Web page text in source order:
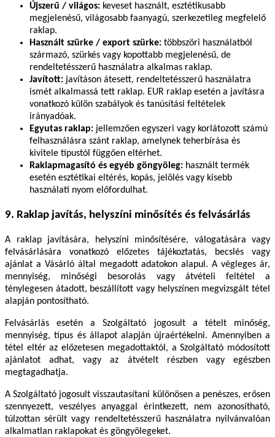
Újszerű / világos: keveset használt, esztétikusabb
megjelenésű, világosabb faanyagú, szerkezetileg megfelelő
raklap.
Használt szürke / export szürke: többszöri használatból
származó, szürkés vagy kopottabb megjelenésű, de
rendeltetésszerű használatra alkalmas raklap.
Javított: javításon átesett, rendeltetésszerű használatra
ismét alkalmassá tett raklap. EUR raklap esetén a javításra
vonatkozó külön szabályok és tanúsítási feltételek
irányadóak.
Egyutas raklap: jellemzően egyszeri vagy korlátozott számú
felhasználásra szánt raklap, amelynek teherbírása és
kivitele típustól függően eltérhet.
Raklapmagasító és egyéb göngyöleg: használt termék
esetén esztétikai eltérés, kopás, jelölés vagy kisebb
használati nyom előfordulhat.
9. Raklap javítás, helyszíni minősítés és felvásárlás
A raklap javítására, helyszíni minősítésére, válogatására vagy
felvásárlására vonatkozó előzetes tájékoztatás, becslés vagy
ajánlat a Vásárló által megadott adatokon alapul. A végleges ár,
mennyiség, minőségi besorolás vagy átvételi feltétel a
ténylegesen átadott, beszállított vagy helyszínen megvizsgált tétel
alapján pontosítható.
Felvásárlás esetén a Szolgáltató jogosult a tételt minőség,
mennyiség, típus és állapot alapján újraértékelni. Amennyiben a
tétel eltér az előzetesen megadottaktól, a Szolgáltató módosított
ajánlatot adhat, vagy az átvételt részben vagy egészben
megtagadhatja.
A Szolgáltató jogosult visszautasítani különösen a penészes, erősen
szennyezett, veszélyes anyaggal érintkezett, nem azonosítható,
túlzottan sérült vagy rendeltetésszerű használatra nyilvánvalóan
alkalmatlan raklapokat és göngyölegeket.